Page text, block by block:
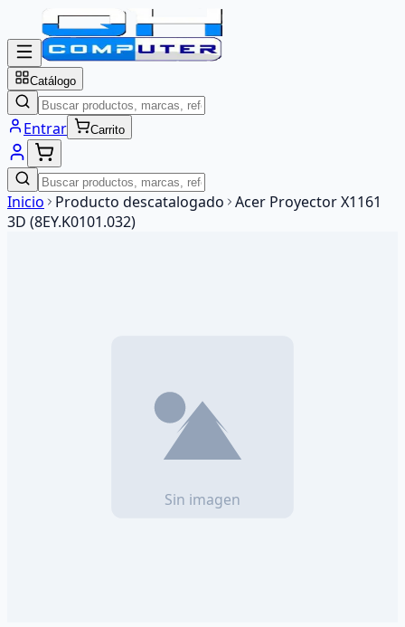
Catálogo
Entrar Carrito
Inicio Producto descatalogado Acer Proyector X1161
3D (8EY.K0101.032)